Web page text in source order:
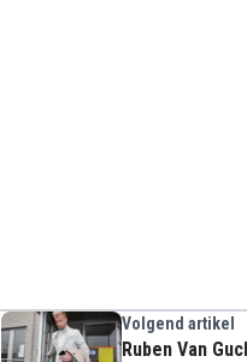
Volgend artikel
Ruben Van